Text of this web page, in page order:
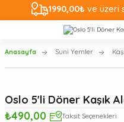
1990,00₺ ve üzeri
Anasayfa Suni Yemler
Oslo 5'li Döner Kaşık
₺490,00
Taksit Seçenekleri